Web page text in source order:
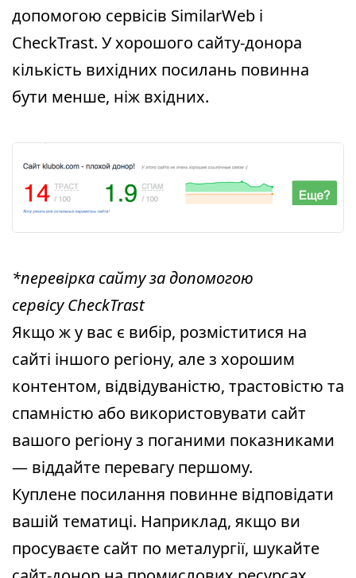
допомогою сервісів SimilarWeb і
CheckTrast. У хорошого сайту-донора
кількість вихідних посилань повинна
бути менше, ніж вхідних.
*перевірка сайту за допомогою
сервісу CheckTrast
Якщо ж у вас є вибір, розміститися на
сайті іншого регіону, але з хорошим
контентом, відвідуваністю, трастовістю та
спамністю або використовувати сайт
вашого регіону з поганими показниками
— віддайте перевагу першому.
Куплене посилання повинне відповідати
вашій тематиці. Наприклад, якщо ви
просуваєте сайт по металургії, шукайте